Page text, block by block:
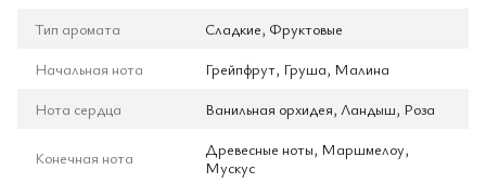
Тип аромата
Сладкие, Фруктовые
Начальная нота
Грейпфрут, Груша, Малина
Нота сердца
Ванильная орхидея, Ландыш, Роза
Конечная нота
Древесные ноты, Маршмелоу,
Мускус